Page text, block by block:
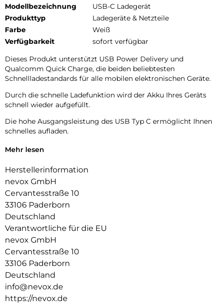
Modellbezeichnung
USB-C Ladegerät
Produkttyp
Ladegeräte & Netzteile
Farbe
Weiß
Verfügbarkeit
sofort verfügbar
Dieses Produkt unterstützt USB Power Delivery und
Qualcomm Quick Charge, die beiden beliebtesten
Schnellladestandards für alle mobilen elektronischen Geräte.
Durch die schnelle Ladefunktion wird der Akku Ihres Geräts
schnell wieder aufgefüllt.
Die hohe Ausgangsleistung des USB Typ C ermöglicht Ihnen
schnelles aufladen.
Bitte beachten Sie, dass Sie für dieses Ladegerät
ausgelegt sind.
Minderwertige Kabel können die Ladeleistung
beeinträchtigen und sogar gefährlich werden.
Mehr lesen
Herstellerinformation
nevox GmbH
Cervantesstraße 10
33106 Paderborn
Deutschland
Verantwortliche für die EU
nevox GmbH
Cervantesstraße 10
33106 Paderborn
Deutschland
info@nevox.de
https://nevox.de